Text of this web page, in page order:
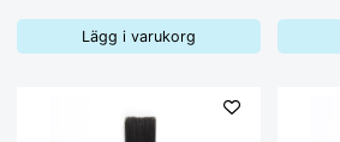
Lägg i varukorg